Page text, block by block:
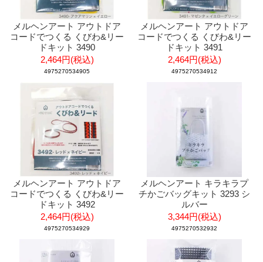
メルヘンアート アウトドア
コードでつくる くびわ&リー
ドキット 3490
2,464円(税込)
4975270534905
メルヘンアート アウトドア
コードでつくる くびわ&リー
ドキット 3491
2,464円(税込)
4975270534912
メルヘンアート アウトドア
コードでつくる くびわ&リー
ドキット 3492
2,464円(税込)
4975270534929
メルヘンアート キラキラプ
チかごバッグキット 3293 シ
ルバー
3,344円(税込)
4975270532932